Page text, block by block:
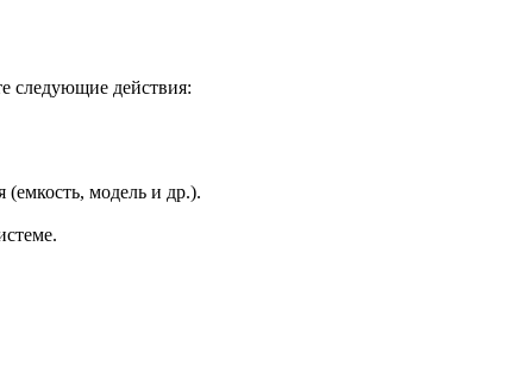
следующие действия:
(емкость, модель и др.).